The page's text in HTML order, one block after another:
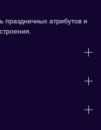
праздничных атрибутов и